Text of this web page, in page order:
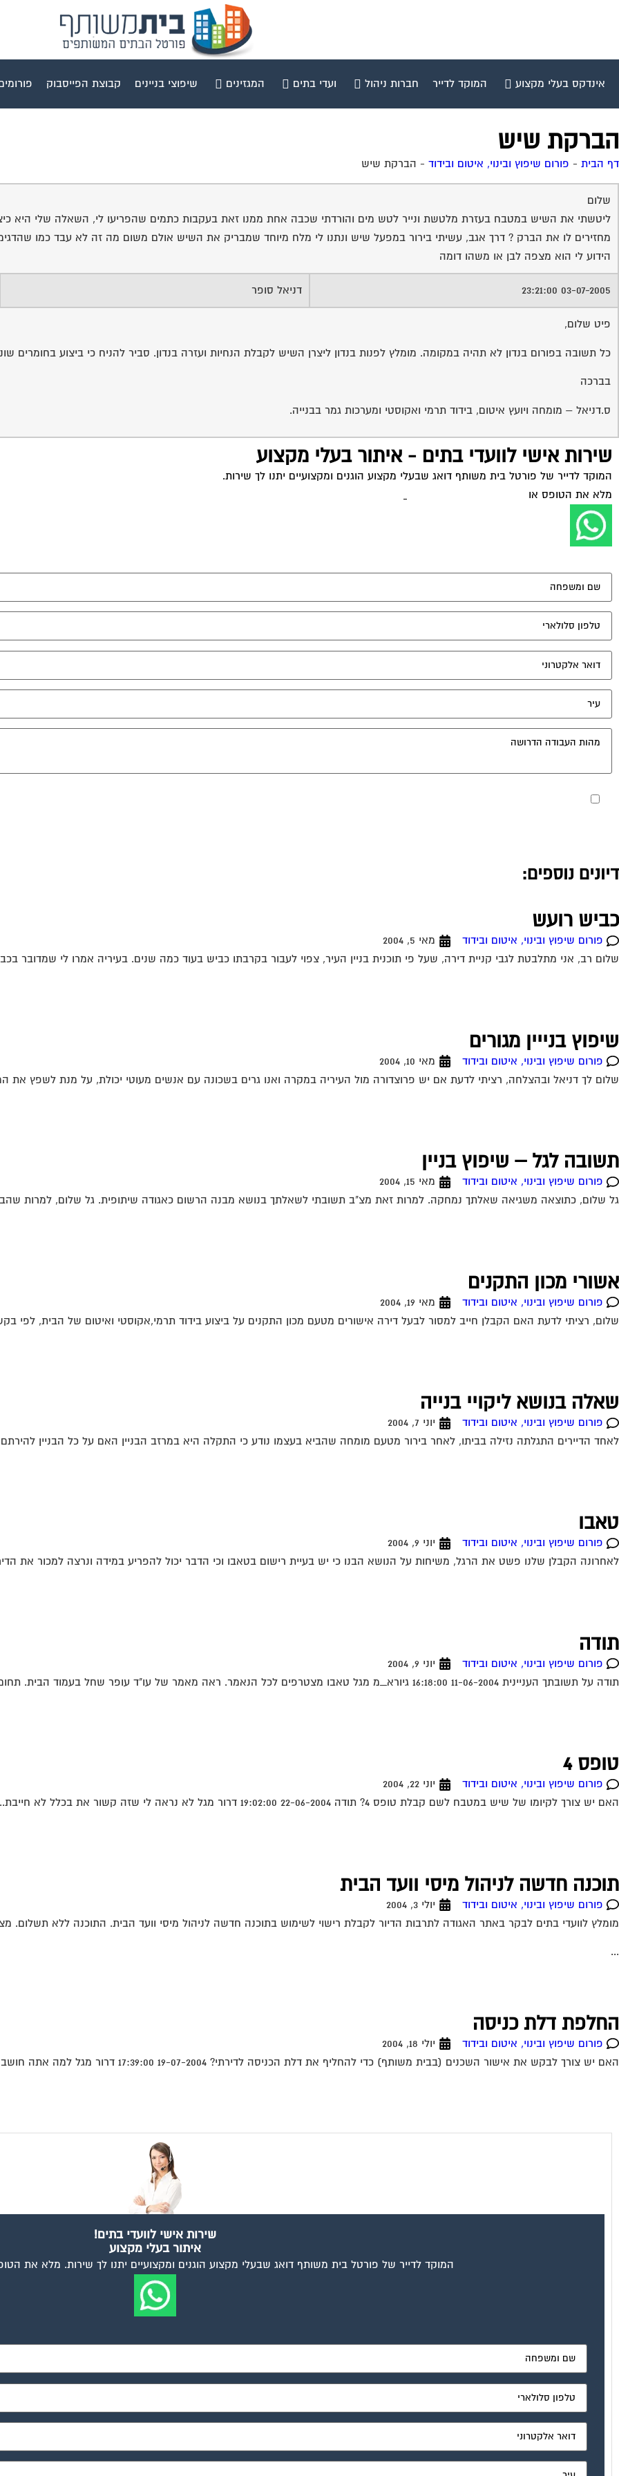
אינדקס בעלי מקצוע המוקד לדייר חברות ניהול ועדי בתים המגזינים שיפוצי בניינים קבוצת הפייסבוק
הברקת שיש
דף הבית - פורום שיפוץ ובינוי, איטום ובידוד - הברקת שיש
שלום
ליטשתי את השיש במטבח בעזרת מלטשת ונייר לטש מים והורדתי שכבה אחת ממנו זאת בעקבות כתמים שהפריעו לי, השאלה שלי היא
מחזירים לו את הברק ? דרך אגב, עשיתי בירור במפעל שיש ונתנו לי מלח מיוחד שמבריק את השיש אולם משום מה זה לא עבד כמו
הידוע לי הוא מצפה לבן או משהו דומה
03-07-2005 23:21:00 דניאל סופר
פיט שלום,
כל תשובה בפורום בנדון לא תהיה במקומה. מומלץ לפנות בנדון ליצרן השיש לקבלת הנחיות ועזרה בנדון. סביר להניח כי ביצוע בחומרים
בברכה
ס.דניאל – מומחה ויועץ איטום, בידוד תרמי ואקוסטי ומערכות גמר בבנייה.
שירות אישי לוועדי בתים - איתור בעלי מקצוע
המוקד לדייר של פורטל בית משותף דואג שבעלי מקצוע הוגנים ומקצועיים יתנו לך שירות.
מלא את הטופס או
דיונים נוספים:
כביש רועש
פורום שיפוץ ובינוי, איטום ובידוד
מאי 5, 2004
שלום רב, אני מתלבטת לגבי קניית דירה, שעל פי תוכנית בניין העיר, צפוי לעבור בקרבתו כביש בעוד כמה שנים. בעיריה אמרו לי שמדובר
שיפוץ בנייין מגורים
פורום שיפוץ ובינוי, איטום ובידוד
מאי 10, 2004
שלום לך דניאל ובהצלחה, רציתי לדעת אם יש פרוצדורה מול העיריה במקרה ואנו גרים בשכונה עם אנשים מעוטי יכולת, על מנת לשפץ את
תשובה לגל – שיפוץ בניין
פורום שיפוץ ובינוי, איטום ובידוד
מאי 15, 2004
גל שלום, כתוצאה משגיאה שאלתך נמחקה. למרות זאת מצ"ב תשובתי לשאלתך בנושא מבנה הרשום כאגודה שיתופית. גל שלום, למרות
אשורי מכון התקנים
פורום שיפוץ ובינוי, איטום ובידוד
מאי 19, 2004
שלום, רציתי לדעת האם הקבלן חייב למסור לבעל דירה אישורים מטעם מכון התקנים על ביצוע בידוד תרמי,אקוסטי ואיטום של הבית, לפי
שאלה בנושא ליקויי בנייה
פורום שיפוץ ובינוי, איטום ובידוד
יוני 7, 2004
לאחד הדיירים התגלתה נזילה בביתו, לאחר בירור מטעם מומחה שהביא בעצמו נודע כי התקלה היא במרזב הבניין האם על כל הבניין
טאבו
פורום שיפוץ ובינוי, איטום ובידוד
יוני 9, 2004
לאחרונה הקבלן שלנו פשט את הרגל, משיחות על הנושא הבנו כי יש בעיית רישום בטאבו וכי הדבר יכול להפריע במידה ונרצה למכור את
תודה
פורום שיפוץ ובינוי, איטום ובידוד
יוני 9, 2004
תודה על תשובתך העניינית 11-06-2004 16:18:00 גיורא_מ מגל טאבו מצטרפים לכל הנאמר. ראה מאמר של עו"ד עופר שחל בעמוד הבית. תחום מומחיותו הוא בתחום הנושא...
טופס 4
פורום שיפוץ ובינוי, איטום ובידוד
יוני 22, 2004
האם יש צורך לקיומו של שיש במטבח לשם קבלת טופס 4? תודה 22-06-2004 19:02:00 דרור מגל לא נראה לי שזה קשור את בכלל לא חייבת...
תוכנה חדשה לניהול מיסי וועד הבית
פורום שיפוץ ובינוי, איטום ובידוד
יולי 3, 2004
מומלץ לוועדי בתים לבקר באתר האגודה לתרבות הדיור לקבלת רישוי לשימוש בתוכנה חדשה לניהול מיסי וועד הבית. התוכנה ללא תשלום.
...
החלפת דלת כניסה
פורום שיפוץ ובינוי, איטום ובידוד
יולי 18, 2004
האם יש צורך לבקש את אישור השכנים (בבית משותף) כדי להחליף את דלת הכניסה לדירתי? 19-07-2004 17:39:00 דרור מגל למה אתה חושב שאתה צריך לשאול...
שירות אישי לוועדי בתים!
איתור בעלי מקצוע
המוקד לדייר של פורטל בית משותף דואג שבעלי מקצוע הוגנים ומקצועיים יתנו לך שירות. מלא את